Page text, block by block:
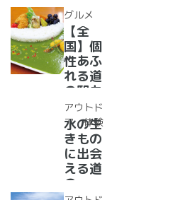
が選ん
だ道の
駅ラン
キング
【最
新】
イチオ
シ！お
風呂の
ある道
の駅
16
選！あ
った
か、湯
ったり
道の駅
グルメ
【全
国】個
性あふ
れる道
の駅カ
レー大
集合！
道の駅
で食べ
られる
人気ダ
ムカレ
アウトド
ア・体験
水の生
きもの
に出会
える道
の